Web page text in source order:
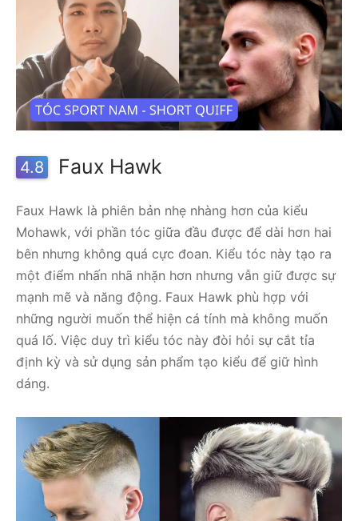
4.8 Faux Hawk
Faux Hawk là phiên bản nhẹ nhàng hơn của kiểu
Mohawk, với phần tóc giữa đầu được để dài hơn hai
bên nhưng không quá cực đoan. Kiểu tóc này tạo ra
một điểm nhấn nhã nhặn hơn nhưng vẫn giữ được sự
mạnh mẽ và năng động. Faux Hawk phù hợp với
những người muốn thể hiện cá tính mà không muốn
quá lố. Việc duy trì kiểu tóc này đòi hỏi sự cắt tỉa
định kỳ và sử dụng sản phẩm tạo kiểu để giữ hình
dáng.